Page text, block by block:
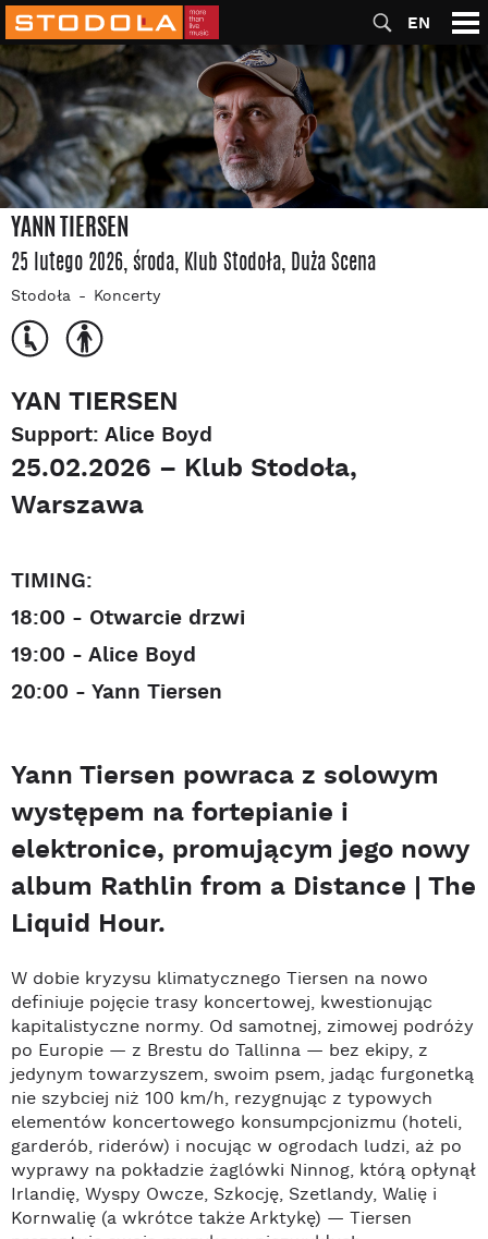
EN
YANN TIERSEN
25 lutego 2026, środa, Klub Stodoła, Duża Scena
Stodoła Koncerty
YAN TIERSEN
Support: Alice Boyd
25.02.2026 – Klub Stodoła,
Warszawa
TIMING:
18:00 - Otwarcie drzwi
19:00 - Alice Boyd
20:00 - Yann Tiersen
Yann Tiersen powraca z solowym
występem na fortepianie i
elektronice, promującym jego nowy
album Rathlin from a Distance | The
Liquid Hour.
W dobie kryzysu klimatycznego Tiersen na nowo
definiuje pojęcie trasy koncertowej, kwestionując
kapitalistyczne normy. Od samotnej, zimowej podróży
po Europie — z Brestu do Tallinna — bez ekipy, z
jedynym towarzyszem, swoim psem, jadąc furgonetką
nie szybciej niż 100 km/h, rezygnując z typowych
elementów koncertowego konsumpcjonizmu (hoteli,
garderób, riderów) i nocując w ogrodach ludzi, aż po
wyprawy na pokładzie żaglówki Ninnog, którą opłynął
Irlandię, Wyspy Owcze, Szkocję, Szetlandy, Walię i
Kornwalię (a wkrótce także Arktykę) — Tiersen